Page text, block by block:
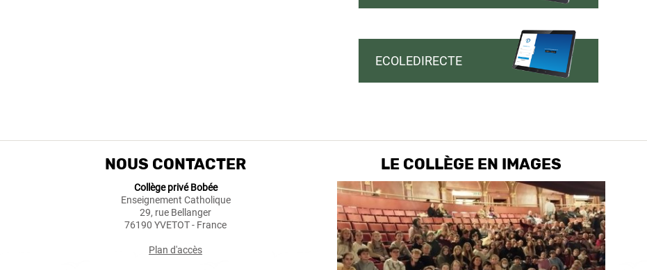
ECOLEDIRECTE
NOUS CONTACTER
Collège privé Bobée
Enseignement Catholique
29, rue Bellanger
76190 YVETOT - France
Plan d'accès
LE COLLÈGE EN IMAGES